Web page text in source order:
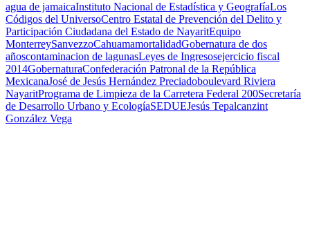
agua de jamaicaInstituto Nacional de Estadística y GeografíaLos
Códigos del UniversoCentro Estatal de Prevención del Delito y
Participación Ciudadana del Estado de NayaritEquipo
MonterreySanvezzoCahuamamortalidadGobernatura de dos
añoscontaminacion de lagunasLeyes de Ingresosejercicio fiscal
2014GobernaturaConfederación Patronal de la República
MexicanaJosé de Jesús Hernández Preciadoboulevard Riviera
NayaritPrograma de Limpieza de la Carretera Federal 200Secretaría
de Desarrollo Urbano y EcologíaSEDUEJesús Tepalcanzint
González Vega